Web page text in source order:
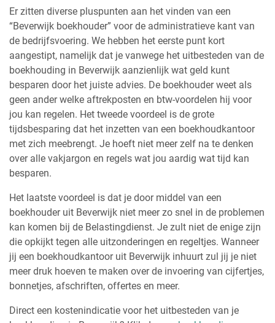
Er zitten diverse pluspunten aan het vinden van een
“Beverwijk boekhouder” voor de administratieve kant van
de bedrijfsvoering. We hebben het eerste punt kort
aangestipt, namelijk dat je vanwege het uitbesteden van de
boekhouding in Beverwijk aanzienlijk wat geld kunt
besparen door het juiste advies. De boekhouder weet als
geen ander welke aftrekposten en btw-voordelen hij voor
jou kan regelen. Het tweede voordeel is de grote
tijdsbesparing dat het inzetten van een boekhoudkantoor
met zich meebrengt. Je hoeft niet meer zelf na te denken
over alle vakjargon en regels wat jou aardig wat tijd kan
besparen.
Het laatste voordeel is dat je door middel van een
boekhouder uit Beverwijk niet meer zo snel in de problemen
kan komen bij de Belastingdienst. Je zult niet de enige zijn
die opkijkt tegen alle uitzonderingen en regeltjes. Wanneer
jij een boekhoudkantoor uit Beverwijk inhuurt zul jij je niet
meer druk hoeven te maken over de invoering van cijfertjes,
bonnetjes, afschriften, offertes en meer.
Direct een kostenindicatie voor het uitbesteden van je